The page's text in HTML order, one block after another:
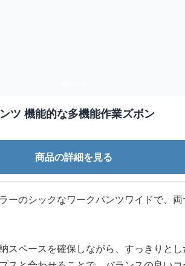
ツ 機能的な多機能作業ズボン
商品の詳細を見る
ーのシックなワークパンツワイドで、
スペースを確保しながら、すっきりとし